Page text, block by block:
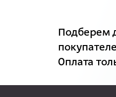
Подберем
Оплата